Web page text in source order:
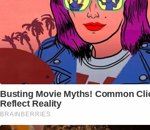
Busting Movie Myths! Common
Reflect Reality
BRAINBERRIES